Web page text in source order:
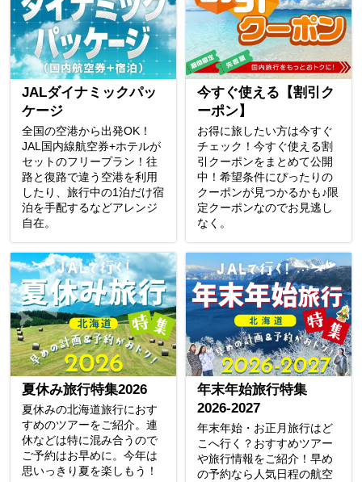
JALダイナミックパッ
ケージ
全国の空港から出発OK！
JAL国内線航空券+ホテルが
セットのフリープラン！往
路と復路で違う空港を利用
したり、旅行中の1泊だけ宿
泊を手配するなどアレンジ
自在。
今すぐ使える【割引ク
ーポン】
お得に旅したい方は今すぐ
チェック！今すぐ使える割
引クーポンをまとめて公開
中！希望条件にぴったりの
クーポンが見つかるかも♪限
定クーポンなのでお見逃し
なく。
夏休み旅行特集2026
夏休みの北海道旅行におす
すめのツアーをご紹介。連
休などは特に混み合うので
ご予約はお早めに。今年は
思いっきり夏を楽しもう！
年末年始旅行特集
2026-2027
年末年始・お正月旅行はど
こへ行く？おすすめツアー
や旅行情報をご紹介！早め
の予約なら人気日程の航空